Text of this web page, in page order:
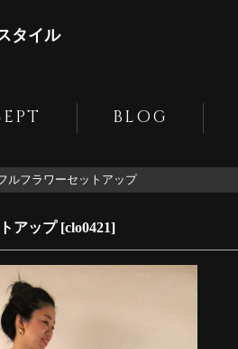
タイル
BLOG
ルフラワーセットアップ
アップ [clo0421]